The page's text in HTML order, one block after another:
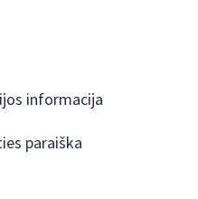
informacija
paraiška